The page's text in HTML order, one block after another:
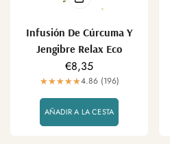
Infusión De Cúrcuma Y
Jengibre Relax Eco
Precio
regular
€8,35
4.86 (196)
AÑADIR A LA CESTA